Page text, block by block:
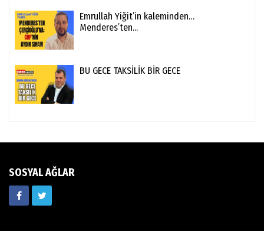
Emrullah Yiğit’in kaleminden…
Menderes’ten...
BU GECE TAKSİLİK BİR GECE
SOSYAL AĞLAR